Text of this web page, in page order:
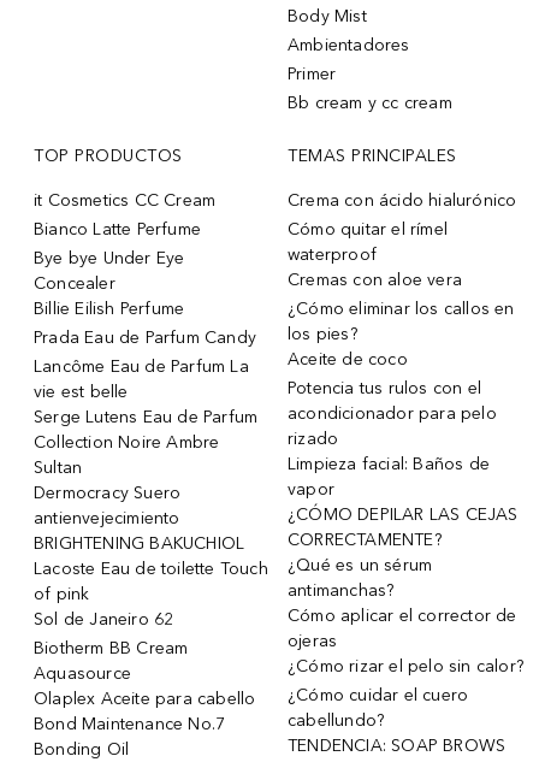
Body Mist
Ambientadores
Primer
Bb cream y cc cream
TOP PRODUCTOS
it Cosmetics CC Cream
Bianco Latte Perfume
Bye bye Under Eye
Concealer
Billie Eilish Perfume
Prada Eau de Parfum Candy
Lancôme Eau de Parfum La
vie est belle
Serge Lutens Eau de Parfum
Collection Noire Ambre
Sultan
Dermocracy Suero
antienvejecimiento
BRIGHTENING BAKUCHIOL
Lacoste Eau de toilette Touch
of pink
Sol de Janeiro 62
Biotherm BB Cream
Aquasource
Olaplex Aceite para cabello
Bond Maintenance No.7
Bonding Oil
TEMAS PRINCIPALES
Crema con ácido hialurónico
Cómo quitar el rímel
waterproof
Cremas con aloe vera
¿Cómo eliminar los callos en
los pies?
Aceite de coco
Potencia tus rulos con el
acondicionador para pelo
rizado
Limpieza facial: Baños de
vapor
¿CÓMO DEPILAR LAS CEJAS
CORRECTAMENTE?
¿Qué es un sérum
antimanchas?
Cómo aplicar el corrector de
ojeras
¿Cómo rizar el pelo sin calor?
¿Cómo cuidar el cuero
cabellundo?
TENDENCIA: SOAP BROWS